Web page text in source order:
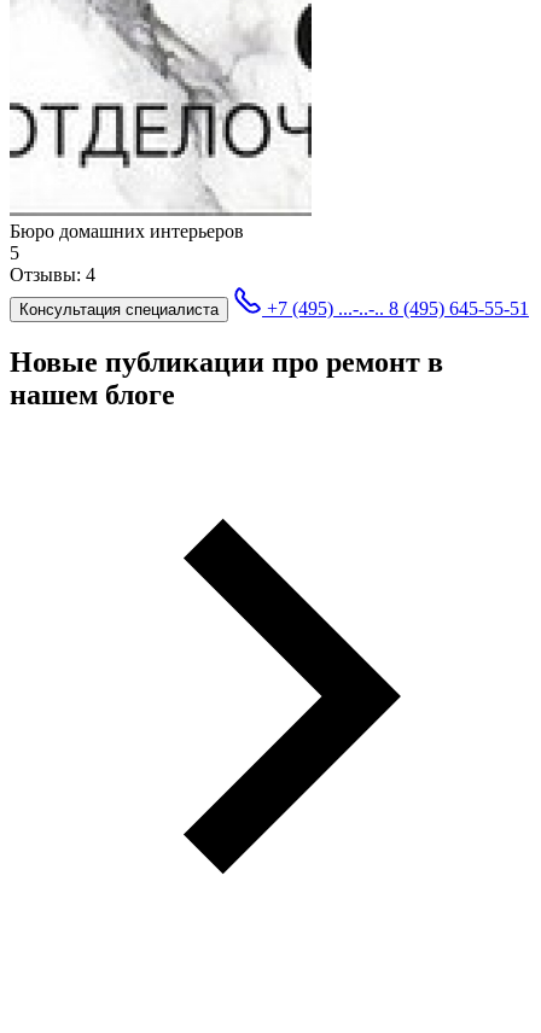
Бюро домашних интерьеров
5
Отзывы: 4
Консультация специалиста +7 (495) ...-..-.. 8 (495) 645-55-51
Новые публикации про ремонт в
нашем блоге